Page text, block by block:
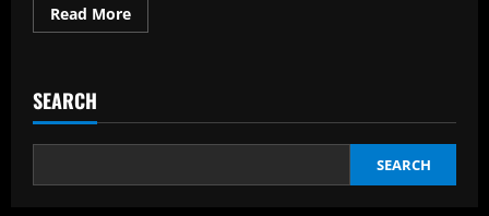
Read MoreRead
more
la
—
cum
SEARCH
SEARCH